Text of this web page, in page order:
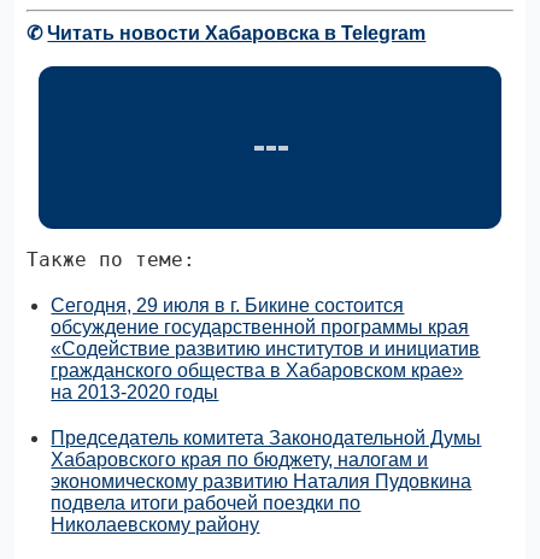
✆Читать новости Хабаровска в Telegram
Также по теме:
Сегодня, 29 июля в г. Бикине состоится
обсуждение государственной программы края
«Содействие развитию институтов и инициатив
гражданского общества в Хабаровском крае»
на 2013-2020 годы
Председатель комитета Законодательной Думы
Хабаровского края по бюджету, налогам и
экономическому развитию Наталия Пудовкина
подвела итоги рабочей поездки по
Николаевскому району